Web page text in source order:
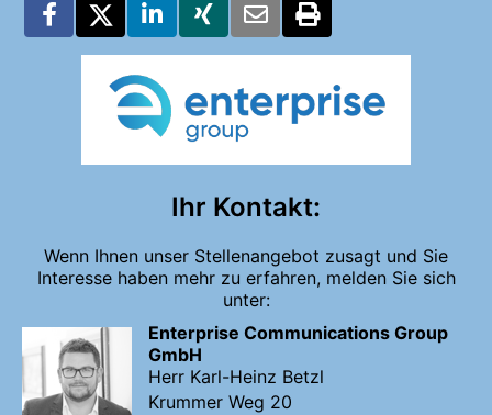
Ihr Kontakt:
Wenn Ihnen unser Stellenangebot zusagt und Sie
Interesse haben mehr zu erfahren, melden Sie sich
unter:
Enterprise Communications Group
GmbH
Herr Karl-Heinz Betzl
Krummer Weg 20